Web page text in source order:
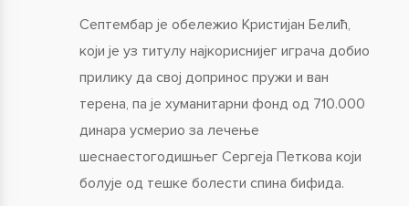
Септембар је обележио Кристијан Белић,
који је уз титулу најкориснијег играча добио
прилику да свој допринос пружи и ван
терена, па је хуманитарни фонд од 710.000
динара усмерио за лечење
шеснаестогодишњег Сергеја Петкова који
болује од тешке болести спина бифида.